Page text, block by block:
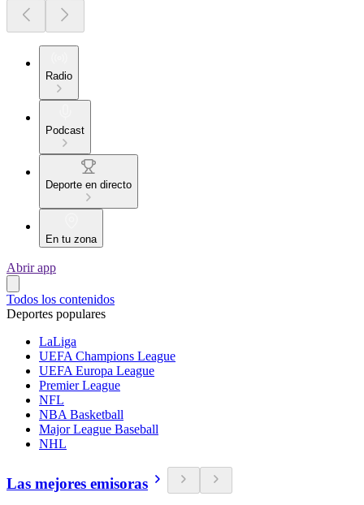
Radio
Podcast
Deporte en directo
En tu zona
Abrir app
Todos los contenidos
Deportes populares
LaLiga
UEFA Champions League
UEFA Europa League
Premier League
NFL
NBA Basketball
Major League Baseball
NHL
Las mejores emisoras